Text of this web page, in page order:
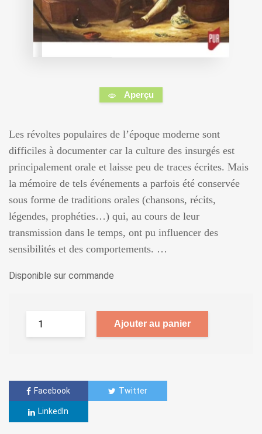
Aperçu
Les révoltes populaires de l’époque moderne sont
difficiles à documenter car la culture des insurgés est
principalement orale et laisse peu de traces écrites. Mais
la mémoire de tels événements a parfois été conservée
sous forme de traditions orales (chansons, récits,
légendes, prophéties…) qui, au cours de leur
transmission dans le temps, ont pu influencer des
sensibilités et des comportements. …
Disponible sur commande
Ajouter au panier
Facebook Twitter
LinkedIn